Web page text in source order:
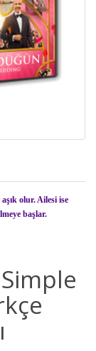
olur. Ailesi ise
başlar.